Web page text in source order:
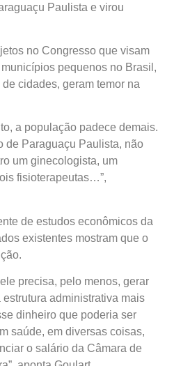
Paulista e virou
no Congresso que visam
pequenos no Brasil,
cidades, geram temor na
a população padece demais.
de Paraguaçu Paulista, não
um ginecologista, um
fisioterapeutas…”,
de estudos econômicos da
existentes mostram que o
precisa, pelo menos, gerar
administrativa mais
dinheiro que poderia ser
saúde, em diversas coisas,
o salário da Câmara de